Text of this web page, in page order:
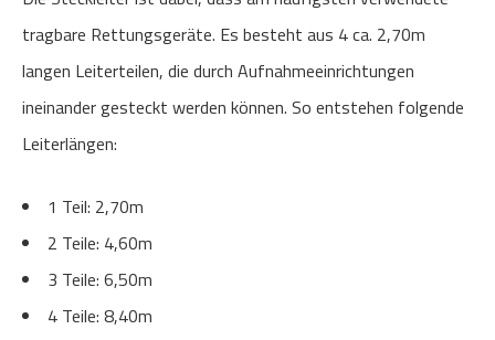
tragbare Rettungsgeräte. Es besteht aus 4 ca. 2,70m
langen Leiterteilen, die durch Aufnahmeeinrichtungen
ineinander gesteckt werden können. So entstehen folgende
Leiterlängen:
1 Teil: 2,70m
2 Teile: 4,60m
3 Teile: 6,50m
4 Teile: 8,40m